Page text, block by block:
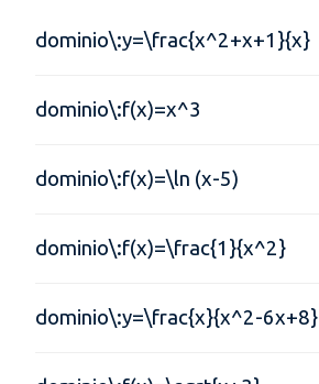
dominio\:y=\frac{x^2+x+1}{x}
dominio\:f(x)=x^3
dominio\:f(x)=\ln (x-5)
dominio\:f(x)=\frac{1}{x^2}
dominio\:y=\frac{x}{x^2-6x+8}